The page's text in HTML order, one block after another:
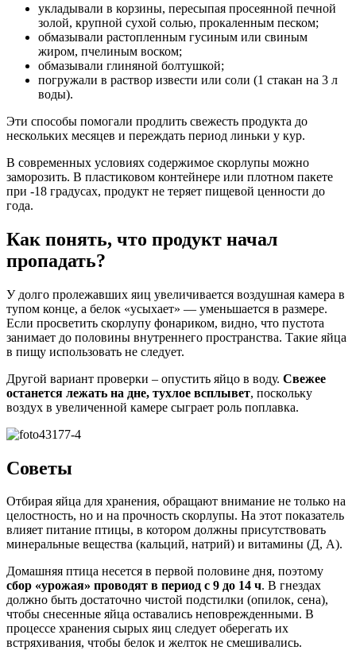
укладывали в корзины, пересыпая просеянной печной
золой, крупной сухой солью, прокаленным песком;
обмазывали растопленным гусиным или свиным
жиром, пчелиным воском;
обмазывали глиняной болтушкой;
погружали в раствор извести или соли (1 стакан на 3 л
воды).
Эти способы помогали продлить свежесть продукта до
нескольких месяцев и переждать период линьки у кур.
В современных условиях содержимое скорлупы можно
заморозить. В пластиковом контейнере или плотном пакете
при -18 градусах, продукт не теряет пищевой ценности до
года.
Как понять, что продукт начал
пропадать?
У долго пролежавших яиц увеличивается воздушная камера в
тупом конце, а белок «усыхает» — уменьшается в размере.
Если просветить скорлупу фонариком, видно, что пустота
занимает до половины внутреннего пространства. Такие яйца
в пищу использовать не следует.
Другой вариант проверки – опустить яйцо в воду. Свежее
останется лежать на дне, тухлое всплывет, поскольку
воздух в увеличенной камере сыграет роль поплавка.
Советы
Отбирая яйца для хранения, обращают внимание не только на
целостность, но и на прочность скорлупы. На этот показатель
влияет питание птицы, в котором должны присутствовать
минеральные вещества (кальций, натрий) и витамины (Д, А).
Домашняя птица несется в первой половине дня, поэтому
сбор «урожая» проводят в период с 9 до 14 ч. В гнездах
должно быть достаточно чистой подстилки (опилок, сена),
чтобы снесенные яйца оставались неповрежденными. В
процессе хранения сырых яиц следует оберегать их
встряхивания, чтобы белок и желток не смешивались.